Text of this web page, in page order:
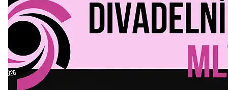
Divadelní Mlýn 30. 07. 2026
Kultura a volný čas
Divadelní mlýn. 15. až 18. října KD
MLEJN. Vstupenky již v prodeji.
Přijďte na přátelský festival divadla a inspirace 15. až 18.
října 2026 Vstupenky již v prodeji na GOOUT -
https://divadelnimlyn.cz/vstupenky Představ si čtyři dny